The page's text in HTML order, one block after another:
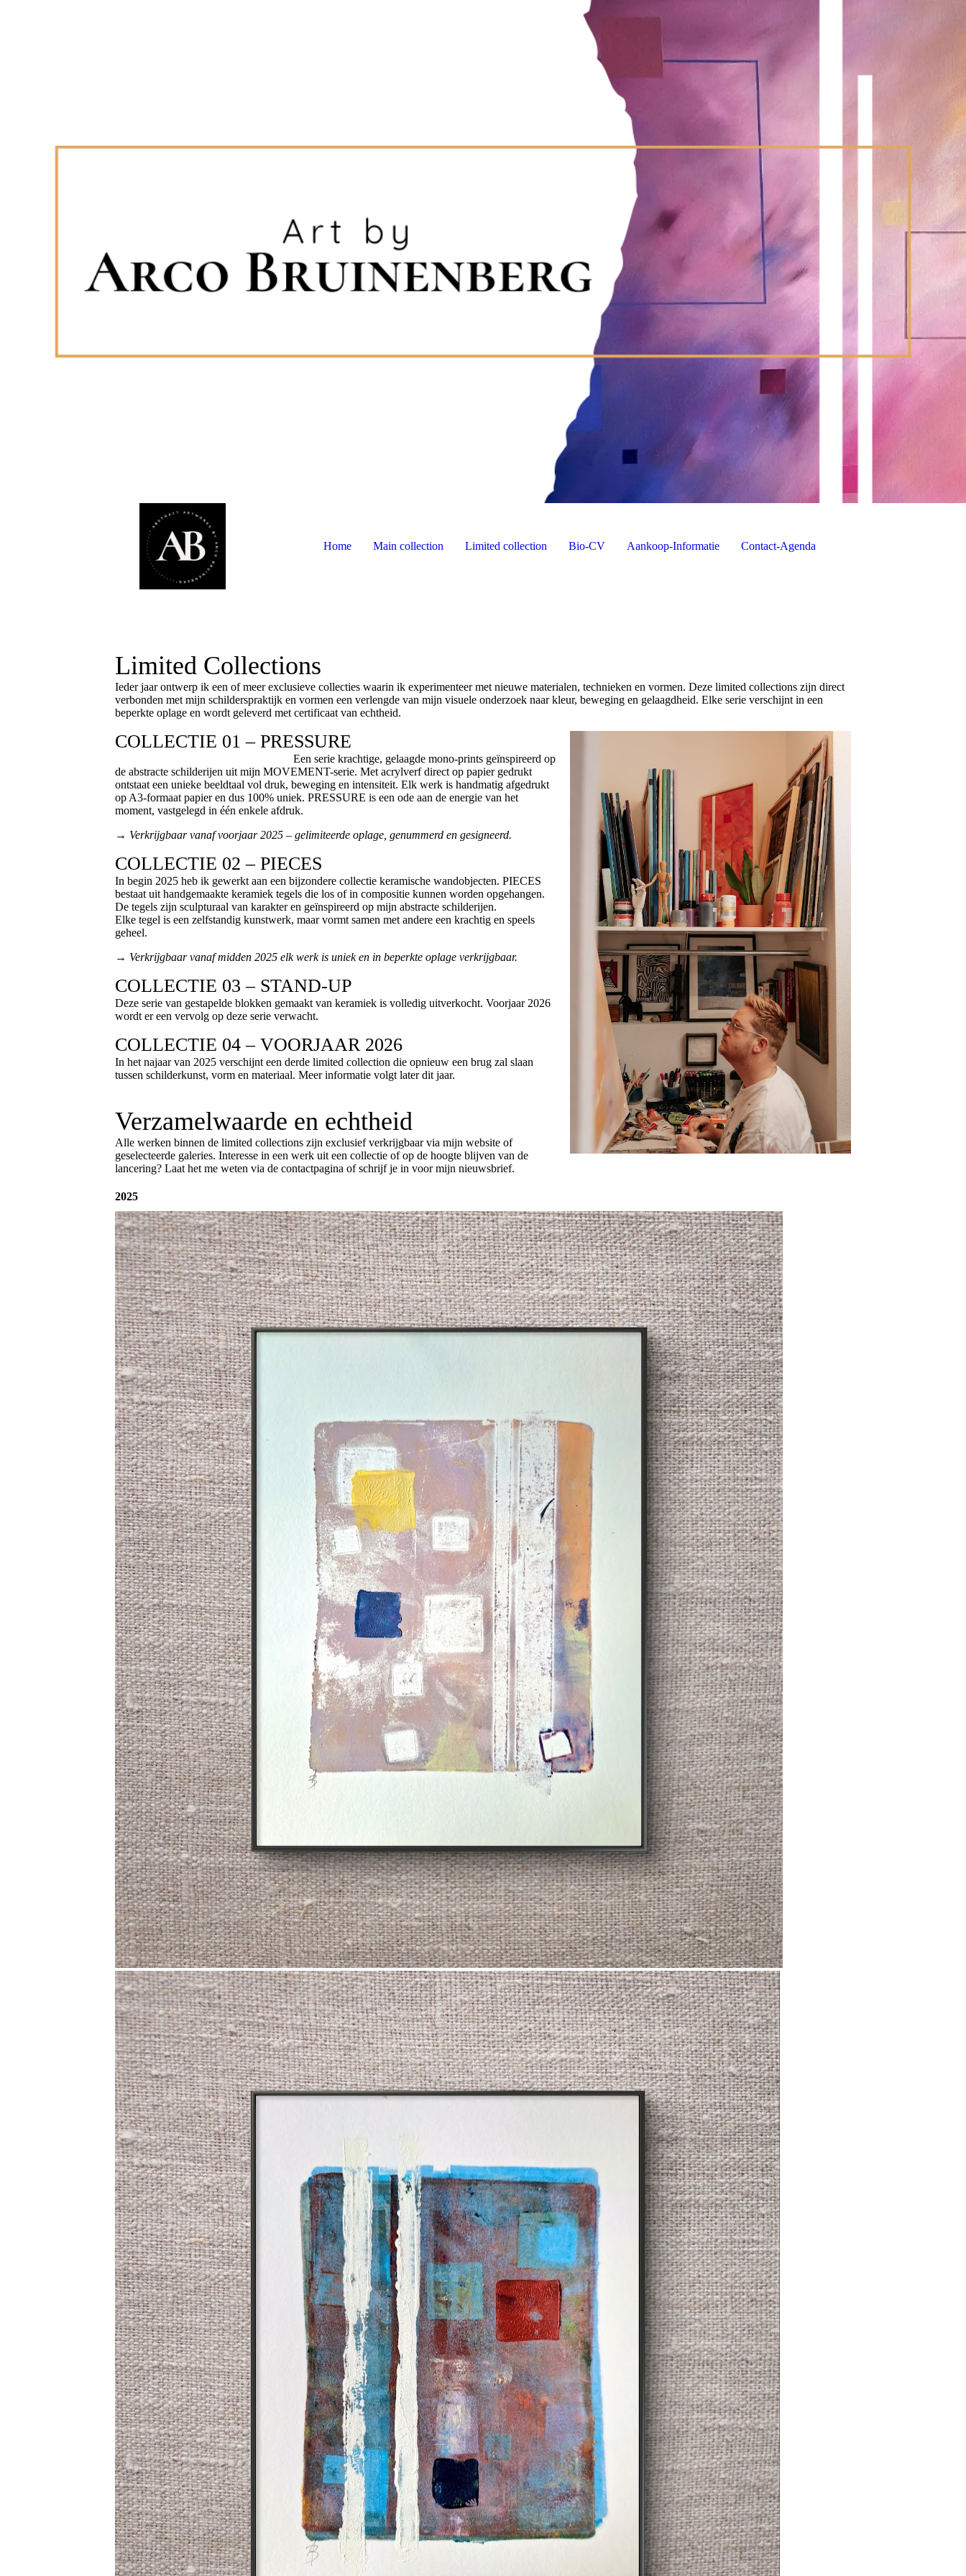
Home Main collection Limited collection Bio-CV Aankoop-Informatie Contact-Agenda
Limited Collections
Ieder jaar ontwerp ik een of meer exclusieve collecties waarin ik experimenteer met nieuwe materialen, technieken en vormen. Deze limited collections zijn direct
verbonden met mijn schilderspraktijk en vormen een verlengde van mijn visuele onderzoek naar kleur, beweging en gelaagdheid. Elke serie verschijnt in een
beperkte oplage en wordt geleverd met certificaat van echtheid.
COLLECTIE 01 – PRESSURE
Een serie krachtige, gelaagde mono-prints geïnspireerd op
de abstracte schilderijen uit mijn MOVEMENT-serie. Met acrylverf direct op papier gedrukt
ontstaat een unieke beeldtaal vol druk, beweging en intensiteit. Elk werk is handmatig afgedrukt
op A3-formaat papier en dus 100% uniek. PRESSURE is een ode aan de energie van het
moment, vastgelegd in één enkele afdruk.
→ Verkrijgbaar vanaf voorjaar 2025 – gelimiteerde oplage, genummerd en gesigneerd.
COLLECTIE 02 – PIECES
In begin 2025 heb ik gewerkt aan een bijzondere collectie keramische wandobjecten. PIECES
bestaat uit handgemaakte keramiek tegels die los of in compositie kunnen worden opgehangen.
De tegels zijn sculpturaal van karakter en geïnspireerd op mijn abstracte schilderijen.
Elke tegel is een zelfstandig kunstwerk, maar vormt samen met andere een krachtig en speels
geheel.
→ Verkrijgbaar vanaf midden 2025 elk werk is uniek en in beperkte oplage verkrijgbaar.
COLLECTIE 03 – STAND-UP
Deze serie van gestapelde blokken gemaakt van keramiek is volledig uitverkocht. Voorjaar 2026
wordt er een vervolg op deze serie verwacht.
COLLECTIE 04 – VOORJAAR 2026
In het najaar van 2025 verschijnt een derde limited collection die opnieuw een brug zal slaan
tussen schilderkunst, vorm en materiaal. Meer informatie volgt later dit jaar.
Verzamelwaarde en echtheid
Alle werken binnen de limited collections zijn exclusief verkrijgbaar via mijn website of
geselecteerde galeries. Interesse in een werk uit een collectie of op de hoogte blijven van de
lancering? Laat het me weten via de contactpagina of schrijf je in voor mijn nieuwsbrief.
2025